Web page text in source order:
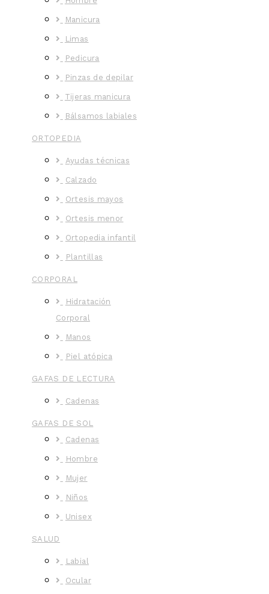
Manicura
Limas
Pedicura
Pinzas de depilar
Tijeras manicura
Bálsamos labiales
ORTOPEDIA
Ayudas técnicas
Calzado
Ortesis mayos
Ortesis menor
Ortopedia infantil
Plantillas
CORPORAL
Hidratación
Corporal
Manos
Piel atópica
GAFAS DE LECTURA
Cadenas
GAFAS DE SOL
Cadenas
Hombre
Mujer
Niños
Unisex
SALUD
Labial
Ocular